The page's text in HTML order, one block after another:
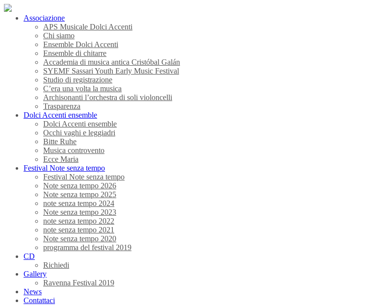
Associazione
APS Musicale Dolci Accenti
Chi siamo
Ensemble Dolci Accenti
Ensemble di chitarre
Accademia di musica antica Cristóbal Galán
SYEMF Sassari Youth Early Music Festival
Studio di registrazione
C’era una volta la musica
Archisonanti l’orchestra di soli violoncelli
Trasparenza
Dolci Accenti ensemble
Dolci Accenti ensemble
Occhi vaghi e leggiadri
Bitte Ruhe
Musica controvento
Ecce Maria
Festival Note senza tempo
Festival Note senza tempo
Note senza tempo 2026
Note senza tempo 2025
note senza tempo 2024
Note senza tempo 2023
note senza tempo 2022
note senza tempo 2021
Note senza tempo 2020
programma del festival 2019
CD
Richiedi
Gallery
Ravenna Festival 2019
News
Contattaci